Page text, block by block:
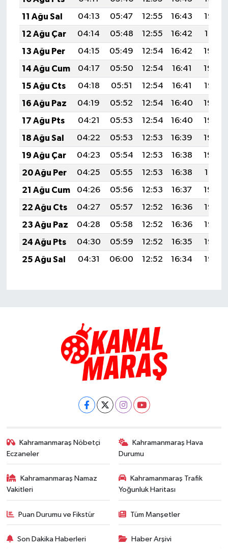
11 Ağu Sal
04:13 05:47 12:55 16:43
19:52
12 Ağu Çar
04:14 05:48 12:55 16:42
19:51
13 Ağu Per
04:15 05:49 12:54 16:42
19:50
14 Ağu Cum
04:17 05:50 12:54 16:41
19:49
15 Ağu Cts
04:18 05:51 12:54 16:41
19:47
16 Ağu Paz
04:19 05:52 12:54 16:40
19:46
17 Ağu Pts
04:21 05:53 12:54 16:40
19:45
18 Ağu Sal
04:22 05:53 12:53 16:39
19:43
19 Ağu Çar
04:23 05:54 12:53 16:38
19:42
20 Ağu Per
04:25 05:55 12:53 16:38
19:41
21 Ağu Cum
04:26 05:56 12:53 16:37
19:39
22 Ağu Cts
04:27 05:57 12:52 16:36
19:38
23 Ağu Paz
04:28 05:58 12:52 16:36
19:36
24 Ağu Pts
04:30 05:59 12:52 16:35
19:35
25 Ağu Sal
04:31 06:00 12:52 16:34 19:33
Kahramanmaraş Nöbetçi
Eczaneler
Kahramanmaraş Hava
Durumu
Kahramanmaraş Namaz
Vakitleri
Kahramanmaraş Trafik
Yoğunluk Haritası
Puan Durumu ve Fikstür Tüm Manşetler
Son Dakika Haberleri Haber Arşivi